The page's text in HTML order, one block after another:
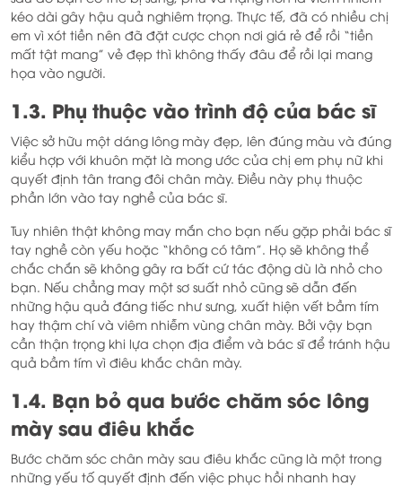
kéo dài gây hậu quả nghiêm trọng. Thực tế, đã có nhiều chị
em vì xót tiền nên đã đặt cược chọn nơi giá rẻ để rồi “tiền
mất tật mang” vẻ đẹp thì không thấy đâu để rồi lại mang
họa vào người.
1.3. Phụ thuộc vào trình độ của bác sĩ
Việc sở hữu một dáng lông mày đẹp, lên đúng màu và đúng
kiểu hợp với khuôn mặt là mong ước của chị em phụ nữ khi
quyết định tân trang đôi chân mày. Điều này phụ thuộc
phần lớn vào tay nghề của bác sĩ.
Tuy nhiên thật không may mắn cho bạn nếu gặp phải bác sĩ
tay nghề còn yếu hoặc “không có tâm”. Họ sẽ không thể
chắc chắn sẽ không gây ra bất cứ tác động dù là nhỏ cho
bạn. Nếu chẳng may một sơ suất nhỏ cũng sẽ dẫn đến
những hậu quả đáng tiếc như sưng, xuất hiện vết bầm tím
hay thậm chí và viêm nhiễm vùng chân mày. Bởi vậy bạn
cần thận trọng khi lựa chọn địa điểm và bác sĩ để tránh hậu
quả bầm tím vì điêu khắc chân mày.
1.4. Bạn bỏ qua bước chăm sóc lông
mày sau điêu khắc
Bước chăm sóc chân mày sau điêu khắc cũng là một trong
những yếu tố quyết định đến việc phục hồi nhanh hay